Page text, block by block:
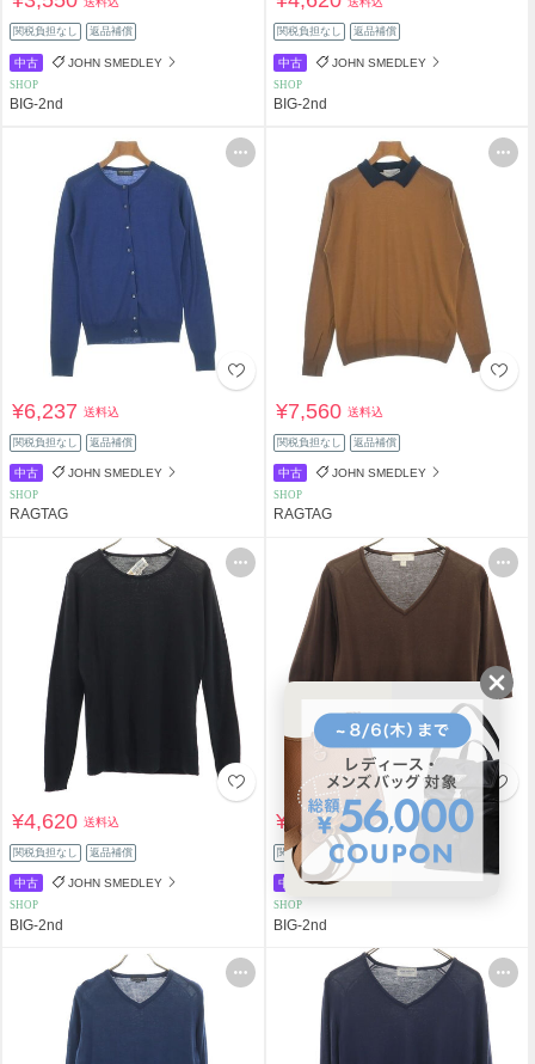
関税負担なし 返品補償
中古 JOHN SMEDLEY
SHOP
BIG-2nd
関税負担なし 返品補償
中古 JOHN SMEDLEY
SHOP
BIG-2nd
¥6,237送料込
関税負担なし 返品補償
中古 JOHN SMEDLEY
SHOP
RAGTAG
¥7,560送料込
関税負担なし 返品補償
中古 JOHN SMEDLEY
SHOP
RAGTAG
¥4,620送料込
関税負担なし 返品補償
中古 JOHN SMEDLEY
SHOP
BIG-2nd
¥3,660 送料込
関税負担なし 返品補償
中古 JOHN SMEDLEY
SHOP
BIG-2nd